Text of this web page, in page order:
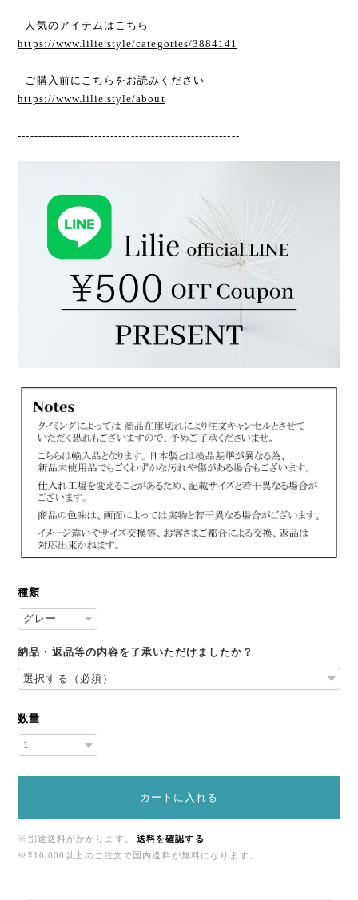
- 人気のアイテムはこちら -
https://www.lilie.style/categories/3884141
- ご購入前にこちらをお読みください -
https://www.lilie.style/about
-------------------------------------------------------
種類
納品・返品等の内容を了承いただけましたか？
数量
カートに入れる
※別途送料がかかります。
送料を確認する
※¥10,000以上のご注文で国内送料が無料になります。